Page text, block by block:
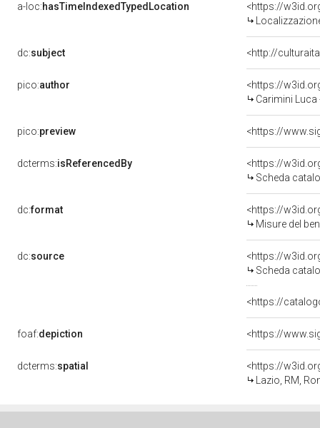
a-loc:hasTimeIndexedTypedLocation
<https://
dc:subject <http://
pico:author
<https://
Carimini
pico:preview
dcterms:isReferencedBy
<https://
Scheda
dc:format
<https://
Misure del
dc:source
<https://
Scheda
<https://
foaf:depiction
dcterms:spatial
<https://
Lazio, RM,